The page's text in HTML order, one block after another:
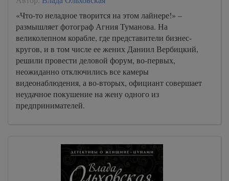
«Что-то неладное творится на этом лайнере!» –
размышляет фотограф Агния Туманова. На
великолепном корабле, где представители бизнес-
кругов, и в том числе ее жених Даниил Вербицкий,
решили провести деловой форум, во-первых,
неожиданно отключились все камеры
видеонаблюдения, а во-вторых, официант совершает
неудачное покушение на жену одного из
предпринимателей.